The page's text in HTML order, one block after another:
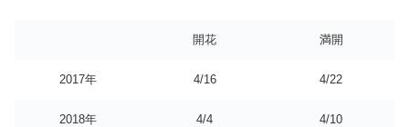
開花 満開
2017年 4/16 4/22
2018年 4/4 4/10